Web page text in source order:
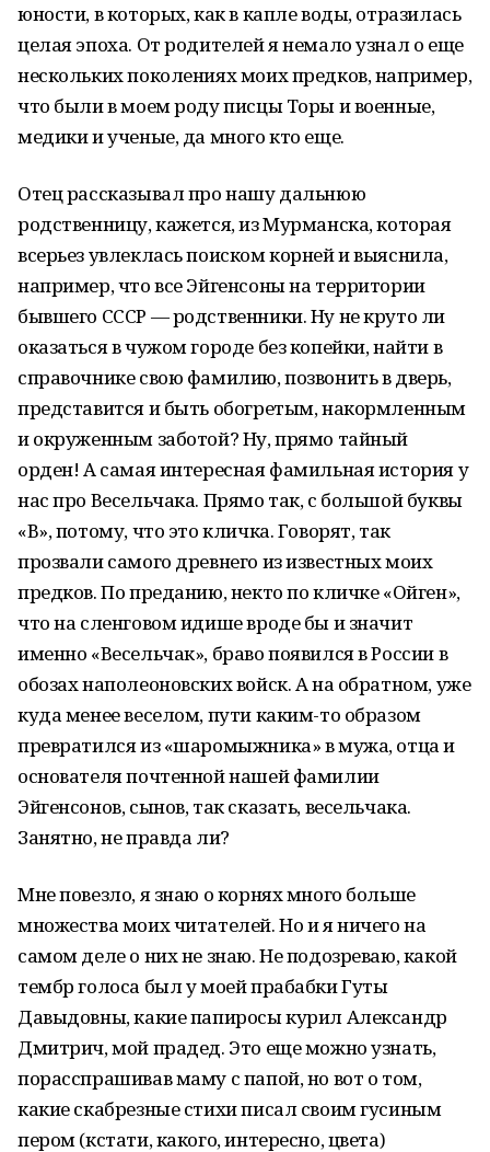
юности, в которых, как в капле воды, отразилась
целая эпоха. От родителей я немало узнал о еще
нескольких поколениях моих предков, например,
что были в моем роду писцы Торы и военные,
медики и ученые, да много кто еще.
Отец рассказывал про нашу дальнюю
родственницу, кажется, из Мурманска, которая
всерьез увлеклась поиском корней и выяснила,
например, что все Эйгенсоны на территории
бывшего СССР — родственники. Ну не круто ли
оказаться в чужом городе без копейки, найти в
справочнике свою фамилию, позвонить в дверь,
представится и быть обогретым, накормленным
и окруженным заботой? Ну, прямо тайный
орден! А самая интересная фамильная история у
нас про Весельчака. Прямо так, с большой буквы
«В», потому, что это кличка. Говорят, так
прозвали самого древнего из известных моих
предков. По преданию, некто по кличке «Ойген»,
что на сленговом идише вроде бы и значит
именно «Весельчак», браво появился в России в
обозах наполеоновских войск. А на обратном, уже
куда менее веселом, пути каким-то образом
превратился из «шаромыжника» в мужа, отца и
основателя почтенной нашей фамилии
Эйгенсонов, сынов, так сказать, весельчака.
Занятно, не правда ли?
Мне повезло, я знаю о корнях много больше
множества моих читателей. Но и я ничего на
самом деле о них не знаю. Не подозреваю, какой
тембр голоса был у моей прабабки Гуты
Давыдовны, какие папиросы курил Александр
Дмитрич, мой прадед. Это еще можно узнать,
порасспрашивав маму с папой, но вот о том,
какие скабрезные стихи писал своим гусиным
пером (кстати, какого, интересно, цвета)